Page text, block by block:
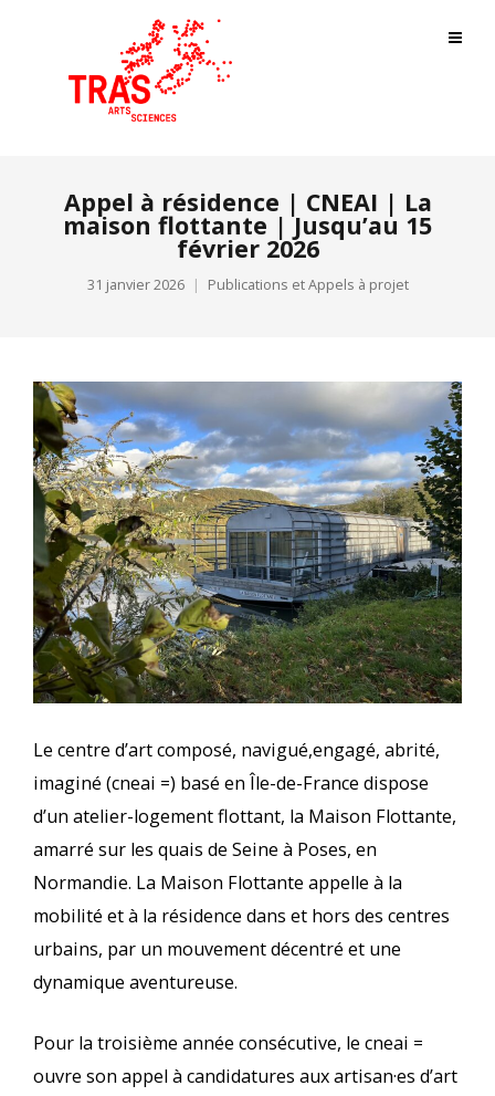
Appel à résidence | CNEAI | La
maison flottante | Jusqu’au 15
février 2026
31 janvier 2026 Publications et Appels à projet
Le centre d’art composé, navigué,engagé, abrité,
imaginé (cneai =) basé en Île-de-France dispose
d’un atelier-logement flottant, la Maison Flottante,
amarré sur les quais de Seine à Poses, en
Normandie. La Maison Flottante appelle à la
mobilité et à la résidence dans et hors des centres
urbains, par un mouvement décentré et une
dynamique aventureuse.
Pour la troisième année consécutive, le cneai =
ouvre son appel à candidatures aux artisan·es d’art